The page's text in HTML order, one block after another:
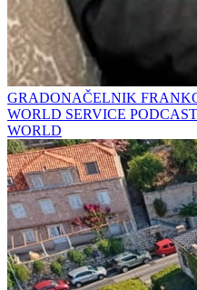
GRADONAČELNIK
WORLD SERVICE
WORLD